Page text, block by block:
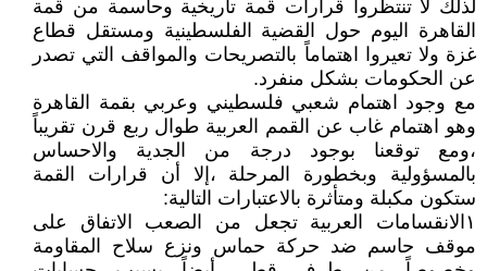
لذلك لا تنتظروا قرارات قمة تاريخية وحاسمة من قمة
القاهرة اليوم حول القضية الفلسطينية ومستقل قطاع
غزة ولا تعيروا اهتماماً بالتصريحات والمواقف التي تصدر
عن الحكومات بشكل منفرد.
مع وجود اهتمام شعبي فلسطيني وعربي بقمة القاهرة
وهو اهتمام غاب عن القمم العربية طوال ربع قرن تقريباً
،ومع توقعنا بوجود درجة من الجدية والاحساس
بالمسؤولية وبخطورة المرحلة ،إلا أن قرارات القمة
ستكون مكبلة ومتأثرة بالاعتبارات التالية:
١الانقسامات العربية تجعل من الصعب الاتفاق على
موقف حاسم ضد حركة حماس ونزع سلاح المقاومة